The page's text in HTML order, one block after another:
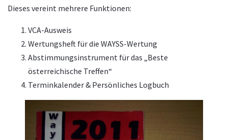
Dieses vereint mehrere Funktionen:
VCA-Ausweis
Wertungsheft für die WAYSS-Wertung
Abstimmungsinstrument für das „Beste
österreichische Treffen“
Terminkalender & Persönliches Logbuch